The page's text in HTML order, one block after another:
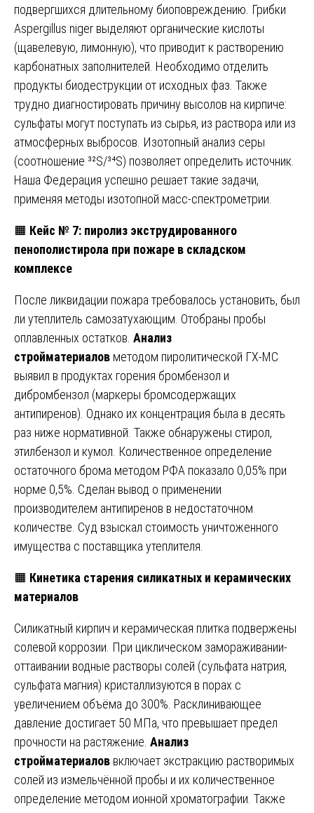
подвергшихся длительному биоповреждению. Грибки
Aspergillus niger выделяют органические кислоты
(щавелевую, лимонную), что приводит к растворению
карбонатных заполнителей. Необходимо отделить
продукты биодеструкции от исходных фаз. Также
трудно диагностировать причину высолов на кирпиче:
сульфаты могут поступать из сырья, из раствора или из
атмосферных выбросов. Изотопный анализ серы
(соотношение ³²S/³⁴S) позволяет определить источник.
Наша Федерация успешно решает такие задачи,
применяя методы изотопной масс-спектрометрии.
🟧 Кейс № 7: пиролиз экструдированного
пенополистирола при пожаре в складском
комплексе
После ликвидации пожара требовалось установить, был
ли утеплитель самозатухающим. Отобраны пробы
оплавленных остатков. Анализ
стройматериалов методом пиролитической ГХ-МС
выявил в продуктах горения бромбензол и
дибромбензол (маркеры бромсодержащих
антипиренов). Однако их концентрация была в десять
раз ниже нормативной. Также обнаружены стирол,
этилбензол и кумол. Количественное определение
остаточного брома методом РФА показало 0,05% при
норме 0,5%. Сделан вывод о применении
производителем антипиренов в недостаточном
количестве. Суд взыскал стоимость уничтоженного
имущества с поставщика утеплителя.
🟧 Кинетика старения силикатных и керамических
материалов
Силикатный кирпич и керамическая плитка подвержены
солевой коррозии. При циклическом замораживании-
оттаивании водные растворы солей (сульфата натрия,
сульфата магния) кристаллизуются в порах с
увеличением объёма до 300%. Расклинивающее
давление достигает 50 МПа, что превышает предел
прочности на растяжение. Анализ
стройматериалов включает экстракцию растворимых
солей из измельчённой пробы и их количественное
определение методом ионной хроматографии. Также